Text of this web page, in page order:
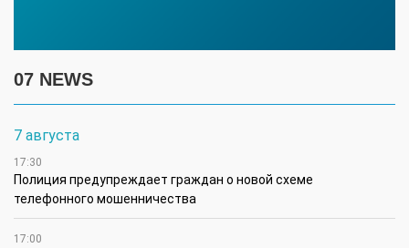
07 NEWS
7 августа
17:30
Полиция предупреждает граждан о новой схеме
телефонного мошенничества
17:00